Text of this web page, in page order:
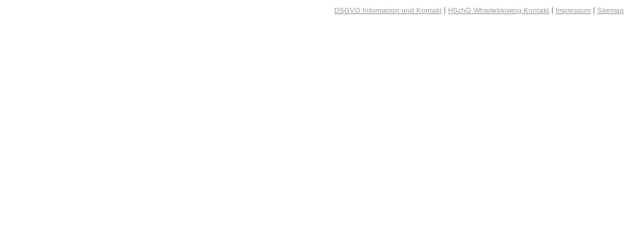
DSGVO Information und Kontakt | HSchG Whistleblowing Kontakt | Impressum | Sitemap